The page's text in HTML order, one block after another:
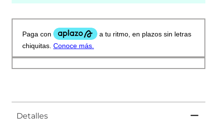
Detalles